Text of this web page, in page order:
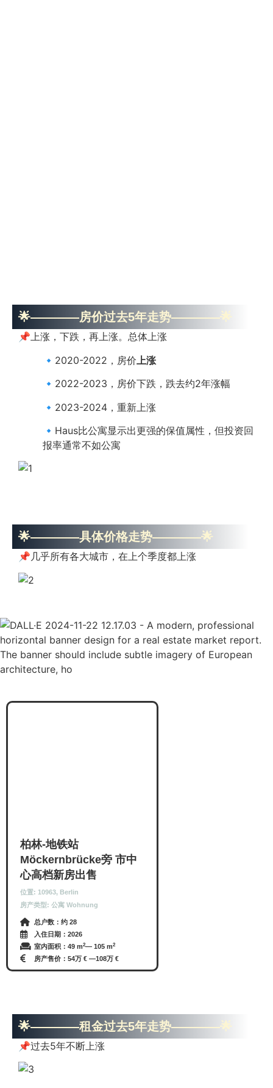
🌟————房价过去5年走势————🌟
📌上涨，下跌，再上涨。总体上涨
🔹2020-2022，房价 上涨
🔹2022-2023，房价下跌，跌去约2年涨幅
🔹2023-2024，重新上涨
🔹Haus比公寓显示出更强的保值属性，但投资回
报率通常不如公寓
🌟————具体价格走势————🌟
📌几乎所有各大城市，在上个季度都上涨
柏林-地铁站
Möckernbrücke旁 市中
心高档新房出售
位置: 10963, Berlin
房产类型: 公寓 Wohnung
总户数：约 28
入住日期：2026
室内面积：49 m2— 105 m2
房产售价：54万 € —108万 €
🌟————租金过去5年走势————🌟
📌过去5年不断上涨